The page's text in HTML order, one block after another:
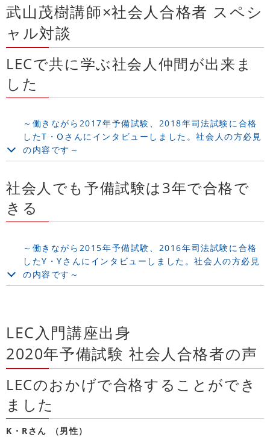
武山茂樹講師×社会人合格者 スペシ
ャル対談
LECで共に学ぶ社会人仲間が出来ま
した
～働きながら2017年予備試験、2018年司法試験に合格
したT・Oさんにインタビューしました。社会人の方必見
の内容です～
社会人でも予備試験は3年で合格で
きる
～働きながら2015年予備試験、2016年司法試験に合格
したY・Yさんにインタビューしました。社会人の方必見
の内容です～
LEC入門講座出身
2020年予備試験 社会人合格者の声
LECのおかげで合格することができ
ました
K・Rさん （男性）